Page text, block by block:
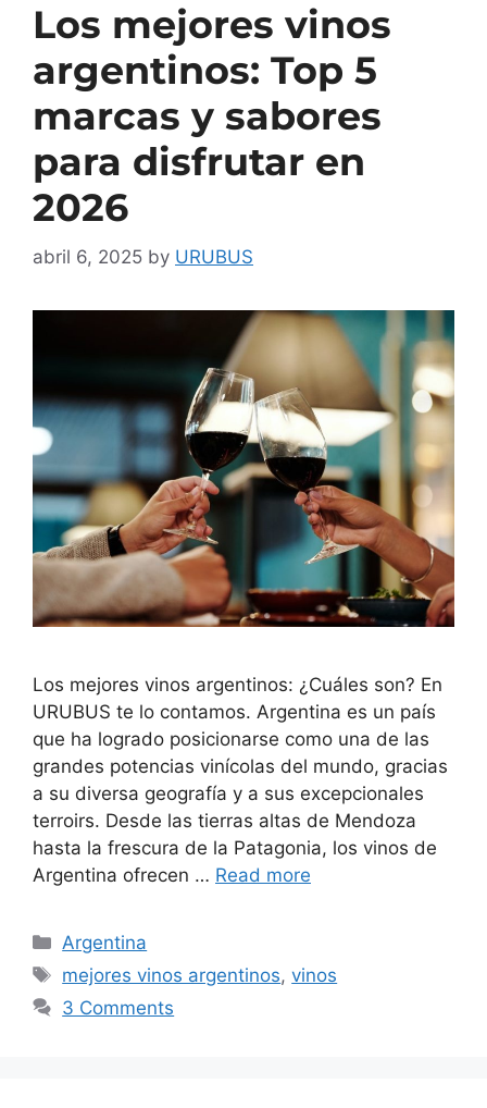
Los mejores vinos
argentinos: Top 5
marcas y sabores
para disfrutar en
2026
abril 6, 2025 by URUBUS
Los mejores vinos argentinos: ¿Cuáles son? En
URUBUS te lo contamos. Argentina es un país
que ha logrado posicionarse como una de las
grandes potencias vinícolas del mundo, gracias
a su diversa geografía y a sus excepcionales
terroirs. Desde las tierras altas de Mendoza
hasta la frescura de la Patagonia, los vinos de
Argentina ofrecen … Read more
Argentina
mejores vinos argentinos,vinos
3 Comments